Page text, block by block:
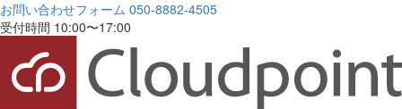
お問い合わせフォーム 050-8882-4505
受付時間 10:00〜17:00